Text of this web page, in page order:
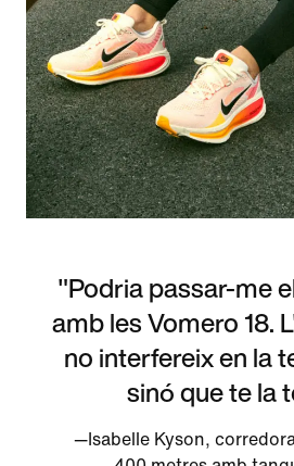
"Podria passar-me
amb les Vomero 18.
no interfereix en la
sinó que te la
—Isabelle Kyson,